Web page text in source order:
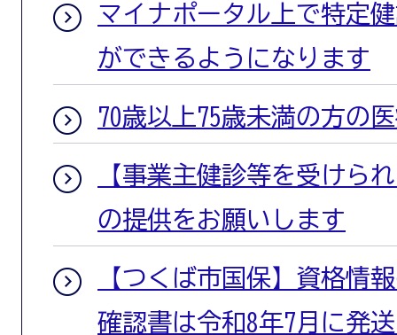
マイナポータル上で特定
ができるようになります
70歳以上75歳未満の方の
【事業主健診等を受けら
の提供をお願いします
【つくば市国保】資格情
確認書は令和8年7月に発